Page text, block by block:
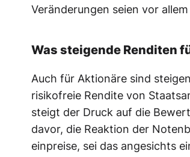
Veränderungen seien vor
Was steigende Renditen
Auch für Aktionäre sind
risikofreie Rendite von
steigt der Druck auf die
davor, die Reaktion der
einpreise, sei das angesichts